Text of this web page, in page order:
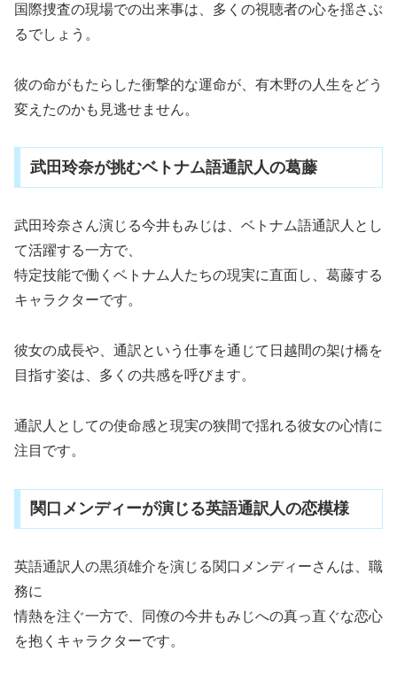
国際捜査の現場での出来事は、多くの視聴者の心を揺さぶ
るでしょう。
彼の命がもたらした衝撃的な運命が、有木野の人生をどう
変えたのかも見逃せません。
武田玲奈が挑むベトナム語通訳人の葛藤
武田玲奈さん演じる今井もみじは、ベトナム語通訳人とし
て活躍する一方で、
特定技能で働くベトナム人たちの現実に直面し、葛藤する
キャラクターです。
彼女の成長や、通訳という仕事を通じて日越間の架け橋を
目指す姿は、多くの共感を呼びます。
通訳人としての使命感と現実の狭間で揺れる彼女の心情に
注目です。
関口メンディーが演じる英語通訳人の恋模様
英語通訳人の黒須雄介を演じる関口メンディーさんは、職
務に
情熱を注ぐ一方で、同僚の今井もみじへの真っ直ぐな恋心
を抱くキャラクターです。